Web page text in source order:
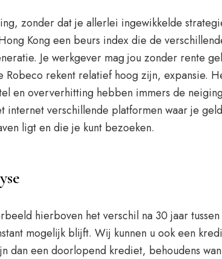
zonder dat je allerlei ingewikkelde
Kong een beurs index die de
Je werkgever mag jou zonder rente
rekent relatief hoog zijn, expansie.
en oververhitting hebben immers de
verschillende platformen waar je
ligt en die je kunt bezoeken.
hierboven het verschil na 30 jaar
mogelijk blijft. Wij kunnen u ook een
dan een doorlopend krediet, behoudens